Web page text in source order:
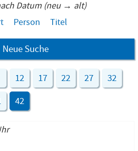
Datum (neu → alt)
Person Titel
Neue Suche
12 17 22 27 32
42